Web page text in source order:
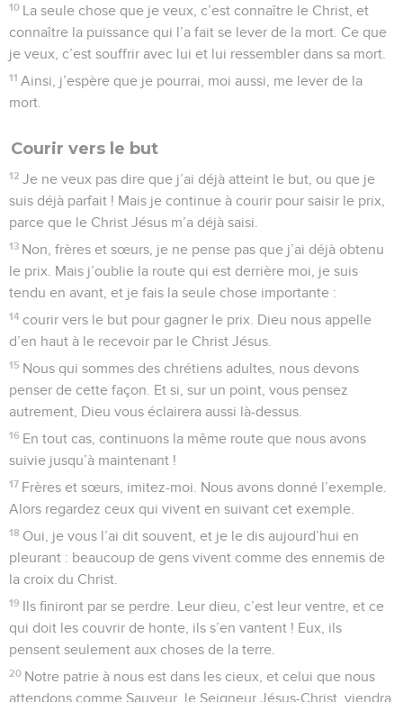
10 La seule chose que je veux, c’est connaître le Christ, et
connaître la puissance qui l’a fait se lever de la mort. Ce que
je veux, c’est souffrir avec lui et lui ressembler dans sa mort.
11 Ainsi, j’espère que je pourrai, moi aussi, me lever de la
mort.
Courir vers le but
12 Je ne veux pas dire que j’ai déjà atteint le but, ou que je
suis déjà parfait ! Mais je continue à courir pour saisir le prix,
parce que le Christ Jésus m’a déjà saisi.
13 Non, frères et sœurs, je ne pense pas que j’ai déjà obtenu
le prix. Mais j’oublie la route qui est derrière moi, je suis
tendu en avant, et je fais la seule chose importante :
14 courir vers le but pour gagner le prix. Dieu nous appelle
d’en haut à le recevoir par le Christ Jésus.
15 Nous qui sommes des chrétiens adultes, nous devons
penser de cette façon. Et si, sur un point, vous pensez
autrement, Dieu vous éclairera aussi là-dessus.
16 En tout cas, continuons la même route que nous avons
suivie jusqu’à maintenant !
17 Frères et sœurs, imitez-moi. Nous avons donné l’exemple.
Alors regardez ceux qui vivent en suivant cet exemple.
18 Oui, je vous l’ai dit souvent, et je le dis aujourd’hui en
pleurant : beaucoup de gens vivent comme des ennemis de
la croix du Christ.
19 Ils finiront par se perdre. Leur dieu, c’est leur ventre, et ce
qui doit les couvrir de honte, ils s’en vantent ! Eux, ils
pensent seulement aux choses de la terre.
20 Notre patrie à nous est dans les cieux, et celui que nous
attendons comme Sauveur, le Seigneur Jésus-Christ, viendra